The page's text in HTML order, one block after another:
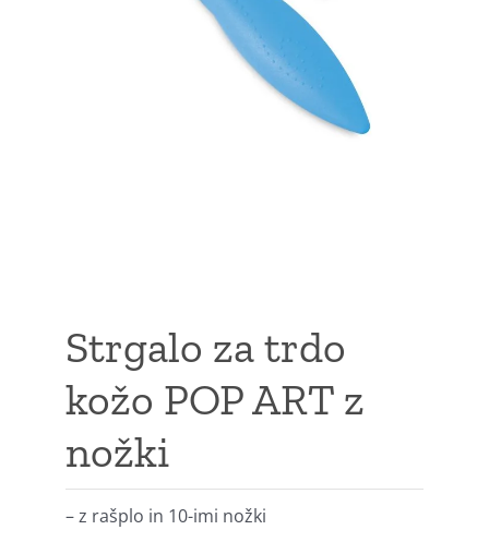
Strgalo za trdo
kožo POP ART z
nožki
– z rašplo in 10-imi nožki